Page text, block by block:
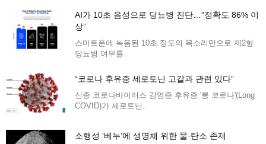
AI가 10초 음성으로 당뇨병 진단…”정확도 86% 이
상”
스마트폰에 녹음된 10초 정도의 목소리만으로 제2형
당뇨병 여부를..
“코로나 후유증 세로토닌 고갈과 관련 있다”
신종 코로나바이러스 감염증 후유증 '롱 코로나'(Long
COVID)가 세로토닌..
소행성 ‘베누’에 생명체 위한 물·탄소 존재